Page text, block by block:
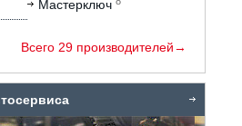
Мастерключ
Всего 29 производителей→